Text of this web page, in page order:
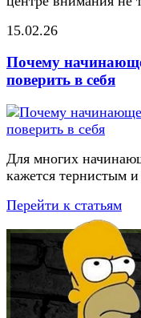
15.02.26
Почему
поверить в себя
Для многих
кажется тернистым
Перейти к статьям